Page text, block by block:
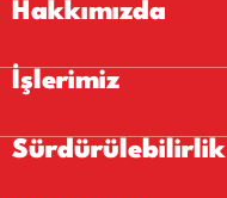
Hakkımızda
İşlerimiz
Sürdürülebilirlik